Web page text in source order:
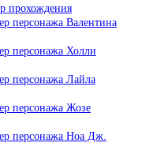
прохождения
персонажа Валентина
персонажа Холли
персонажа Лайла
персонажа Жозе
персонажа Ноа Дж.